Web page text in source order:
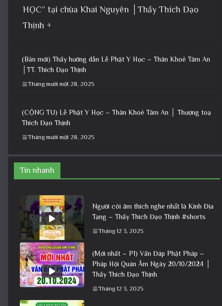
HỌC” tại chùa Khai Nguyên │Thầy Thích Đạo
Thịnh +
(Bản mới) Thầy hướng dẫn Lễ Phật Y Học – Thân Khoẻ Tâm An
│TT. Thích Đạo Thịnh
Tháng mười một 28, 2025
(CỘNG TU) Lễ Phật Y Học – Thân Khoẻ Tâm An │ Thượng toạ
Thích Đạo Thịnh
Tháng mười một 28, 2025
Tin nhanh
Người cõi âm thích nghe nhất là Kinh Địa
Tạng – Thầy Thích Đạo Thịnh #shorts
Tháng 12 3, 2025
(Mới nhất – P1) Vấn Đáp Phật Pháp –
Pháp Hội Quán Âm Ngày 20/10/2024 │
Thầy Thích Đạo Thịnh
Tháng 12 3, 2025